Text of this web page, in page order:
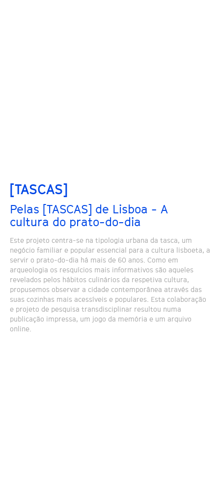
[TASCAS]
Pelas [TASCAS] de Lisboa - A
cultura do prato-do-dia
Este projeto centra-se na tipologia urbana da tasca, um
negócio familiar e popular essencial para a cultura lisboeta, a
servir o prato-do-dia há mais de 60 anos. Como em
arqueologia os resquícios mais informativos são aqueles
revelados pelos hábitos culinários da respetiva cultura,
propusemos observar a cidade contemporânea através das
suas cozinhas mais acessíveis e populares. Esta colaboração
e projeto de pesquisa transdisciplinar resultou numa
publicação impressa, um jogo da memória e um arquivo
online.